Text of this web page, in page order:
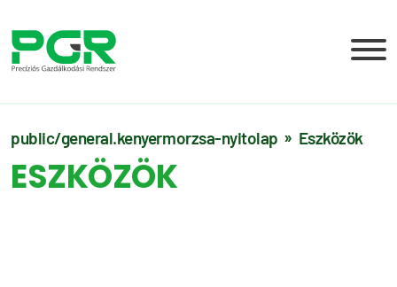
public/general.kenyermorzsa-nyitolap Eszközök
ESZKÖZÖK